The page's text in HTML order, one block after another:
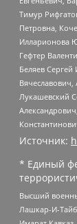
Тимур
Петровна,
Илларионова
Гефтер
Беляев
Лукашевский
Источник:
* Единый
Высший
Лашкар-И-